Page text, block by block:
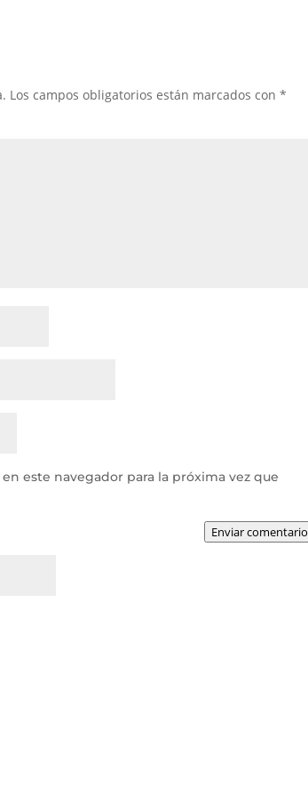
Los campos obligatorios están marcados con*
este navegador para la próxima vez que
Enviar comentario